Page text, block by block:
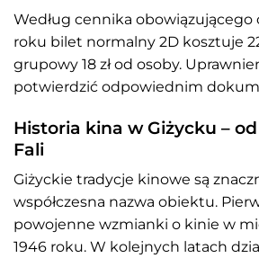
Według cennika obowiązującego
roku bilet normalny 2D kosztuje 22
grupowy 18 zł od osoby.
potwierdzić odpowiednim
Historia kina w Giżycku –
Fali
Giżyckie tradycje kinowe są
współczesna nazwa obiektu.
powojenne wzmianki o kinie w
1946 roku. W kolejnych latach